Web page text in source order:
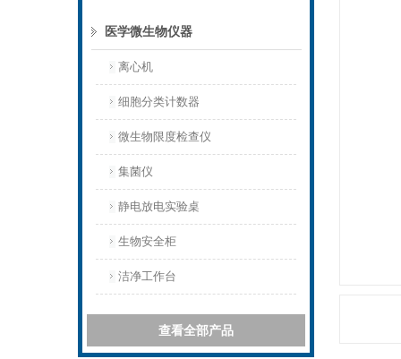
医学微生物仪器
离心机
细胞分类计数器
微生物限度检查仪
集菌仪
静电放电实验桌
生物安全柜
洁净工作台
查看全部产品